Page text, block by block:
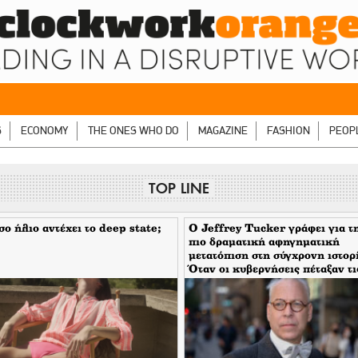
ECONOMY THE ONES WHO DO MAGAZINE FASHION
TOP LINE
ήλιο αντέχει το deep state;
Ο Jeffrey Tucker γράφει για
πιο δραματική αφηγηματική
μετατόπιση στη σύγχρονη
Όταν οι κυβερνήσεις πέταξαν
μάσκες τους